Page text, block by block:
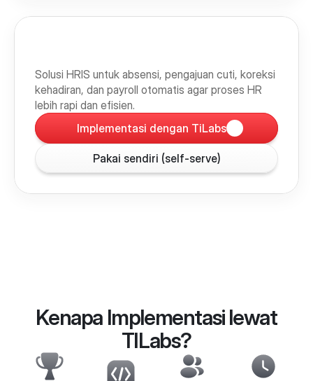
Solusi HRIS untuk absensi, pengajuan cuti, koreksi
kehadiran, dan payroll otomatis agar proses HR
lebih rapi dan efisien.
Implementasi dengan TiLabs
Pakai sendiri (self-serve)
Kenapa Implementasi lewat
TILabs?